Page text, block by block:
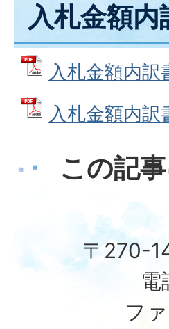
入札金額
入札金額内
入札金額内
この記
〒270-
電
フ